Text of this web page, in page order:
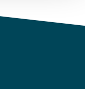
sitio web con
y análisis